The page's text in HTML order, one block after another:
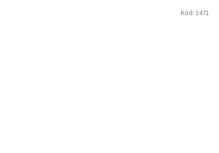
Kód: 1471